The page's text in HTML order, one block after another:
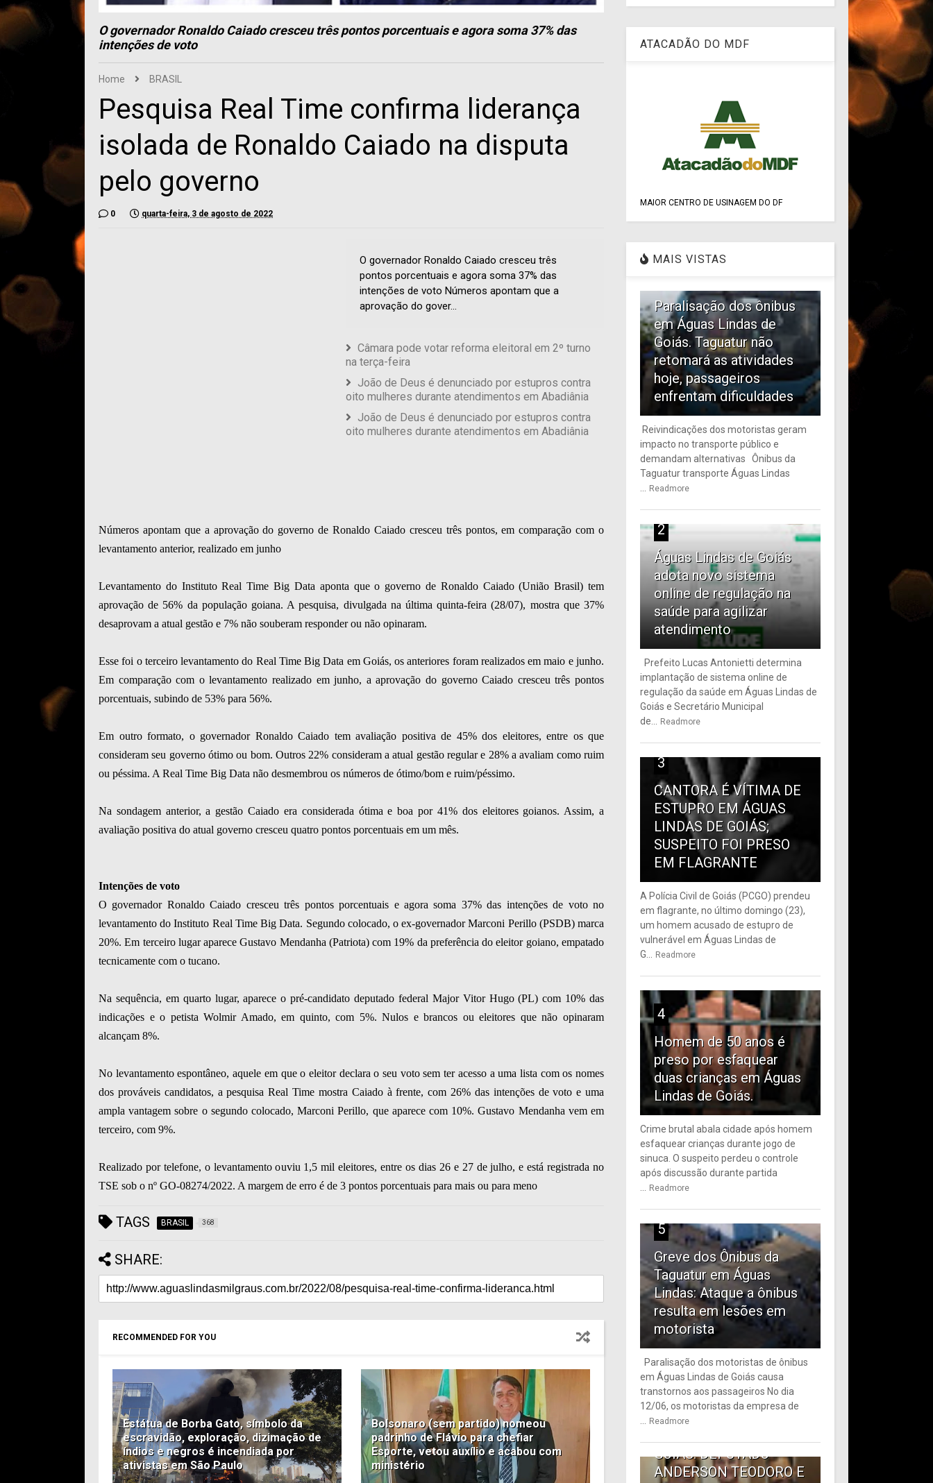
O governador Ronaldo Caiado cresceu três pontos porcentuais e agora soma 37% das
intenções de voto
Home BRASIL
Pesquisa Real Time confirma liderança
isolada de Ronaldo Caiado na disputa
pelo governo
0 quarta-feira, 3 de agosto de 2022
O governador Ronaldo Caiado cresceu três
pontos porcentuais e agora soma 37% das
intenções de voto Números apontam que a
aprovação do gover...
Câmara pode votar reforma eleitoral em 2º turno
na terça-feira
João de Deus é denunciado por estupros contra
oito mulheres durante atendimentos em Abadiânia
João de Deus é denunciado por estupros contra
oito mulheres durante atendimentos em Abadiânia
Números apontam que a aprovação do governo de Ronaldo Caiado cresceu três pontos, em comparação com o
levantamento anterior, realizado em junho
Levantamento do Instituto Real Time Big Data aponta que o governo de Ronaldo Caiado (União Brasil) tem
aprovação de 56% da população goiana. A pesquisa, divulgada na última quinta-feira (28/07), mostra que 37%
desaprovam a atual gestão e 7% não souberam responder ou não opinaram.
Esse foi o terceiro levantamento do Real Time Big Data em Goiás, os anteriores foram realizados em maio e junho.
Em comparação com o levantamento realizado em junho, a aprovação do governo Caiado cresceu três pontos
porcentuais, subindo de 53% para 56%.
Em outro formato, o governador Ronaldo Caiado tem avaliação positiva de 45% dos eleitores, entre os que
consideram seu governo ótimo ou bom. Outros 22% consideram a atual gestão regular e 28% a avaliam como ruim
ou péssima. A Real Time Big Data não desmembrou os números de ótimo/bom e ruim/péssimo.
Na sondagem anterior, a gestão Caiado era considerada ótima e boa por 41% dos eleitores goianos. Assim, a
avaliação positiva do atual governo cresceu quatro pontos porcentuais em um mês.
Intenções de voto
O governador Ronaldo Caiado cresceu três pontos porcentuais e agora soma 37% das intenções de voto no
levantamento do Instituto Real Time Big Data. Segundo colocado, o ex-governador Marconi Perillo (PSDB) marca
20%. Em terceiro lugar aparece Gustavo Mendanha (Patriota) com 19% da preferência do eleitor goiano, empatado
tecnicamente com o tucano.
Na sequência, em quarto lugar, aparece o pré-candidato deputado federal Major Vitor Hugo (PL) com 10% das
indicações e o petista Wolmir Amado, em quinto, com 5%. Nulos e brancos ou eleitores que não opinaram
alcançam 8%.
No levantamento espontâneo, aquele em que o eleitor declara o seu voto sem ter acesso a uma lista com os nomes
dos prováveis candidatos, a pesquisa Real Time mostra Caiado à frente, com 26% das intenções de voto e uma
ampla vantagem sobre o segundo colocado, Marconi Perillo, que aparece com 10%. Gustavo Mendanha vem em
terceiro, com 9%.
Realizado por telefone, o levantamento ouviu 1,5 mil eleitores, entre os dias 26 e 27 de julho, e está registrada no
TSE sob o nº GO-08274/2022. A margem de erro é de 3 pontos porcentuais para mais ou para meno
TAGS BRASIL 368
SHARE:
RECOMMENDED FOR YOU
Estátua de Borba Gato, símbolo da
escravidão, exploração, dizimação de
índios e negros é incendiada por
ativistas em São Paulo
Bolsonaro (sem partido) nomeou
padrinho de Flávio para chefiar
Esporte, vetou auxílio e acabou com
ministério
ATACADÃO DO MDF
MAIOR CENTRO DE USINAGEM DO DF
MAIS VISTAS
Paralisação dos ônibus
em Águas Lindas de
Goiás. Taguatur não
retomará as atividades
hoje, passageiros
enfrentam dificuldades
Reivindicações dos motoristas geram
impacto no transporte público e
demandam alternativas Ônibus da
Taguatur transporte Águas Lindas
Readmore
2
Águas Lindas de Goiás
adota novo sistema
online de regulação na
saúde para agilizar
atendimento
Prefeito Lucas Antonietti determina
implantação de sistema online de
regulação da saúde em Águas Lindas de
Goiás e Secretário Municipal
de...
Readmore
3
CANTORA É VÍTIMA DE
ESTUPRO EM ÁGUAS
LINDAS DE GOIÁS;
SUSPEITO FOI PRESO
EM FLAGRANTE
A Polícia Civil de Goiás (PCGO) prendeu
em flagrante, no último domingo (23),
um homem acusado de estupro de
vulnerável em Águas Lindas de
G...
Readmore
4
Homem de 50 anos é
preso por esfaquear
duas crianças em Águas
Lindas de Goiás.
Crime brutal abala cidade após homem
esfaquear crianças durante jogo de
sinuca. O suspeito perdeu o controle
após discussão durante partida
Readmore
5
Greve dos Ônibus da
Taguatur em Águas
Lindas: Ataque a ônibus
resulta em lesões em
motorista
Paralisação dos motoristas de ônibus
em Águas Lindas de Goiás causa
transtornos aos passageiros No dia
12/06, os motoristas da empresa de
Readmore
6
TRANSPORTE PÚBLICO
GOIÁS: DEPUTADO
ANDERSON TEODORO E